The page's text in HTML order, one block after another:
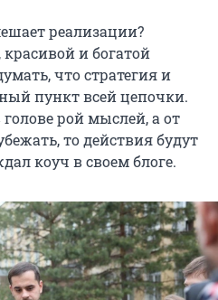
реализации?
и богатой
что стратегия и
пункт всей цепочки.
рой мыслей, а от
то действия будут
коуч в своем блоге.